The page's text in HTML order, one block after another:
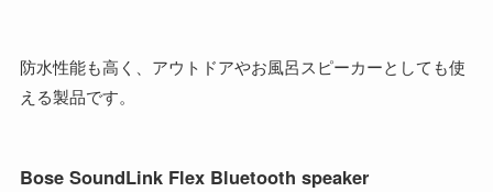
防水性能も高く、アウトドアやお風呂スピーカーとしても使
える製品です。
Bose SoundLink Flex Bluetooth speaker